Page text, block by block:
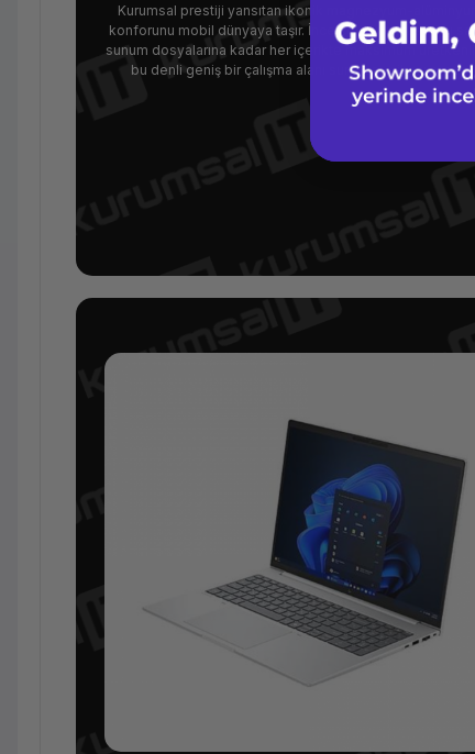
Kurumsal prestiji yansıtan ikonik magnezyum-
konforunu mobil dünyaya taşır. İnce çerçeveli tasarımı
sunum dosyalarına kadar her içerikte maksimum
bu denli geniş bir çalışma alanı sunması, cihazı